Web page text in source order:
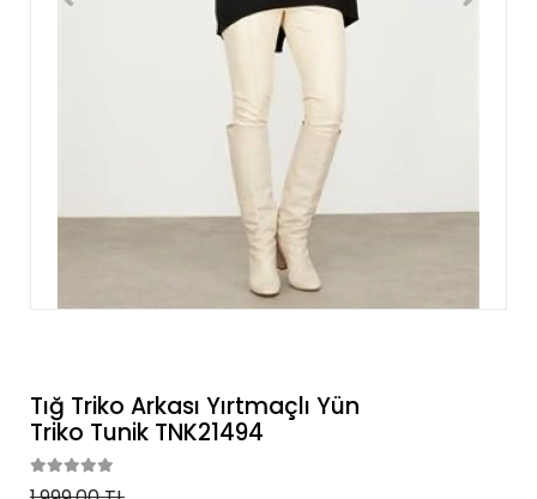
Tığ Triko Arkası Yırtmaçlı Yün
Triko Tunik TNK21494